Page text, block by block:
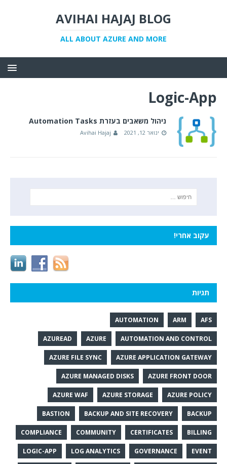
AVIHAI HAJAJ BLOG
ALL ABOUT AZURE AND MORE
Logic-App
ניהול משאבים בעזרת Automation Tasks
ינואר 12, 2021 Avihai Hajaj
עקוב אחרי!
תגיות
AFS
ARM
AUTOMATION
AUTOMATION AND CONTROL
AZURE
AZUREAD
AZURE APPLICATION GATEWAY
AZURE FILE SYNC
AZURE FRONT DOOR
AZURE MANAGED DISKS
AZURE POLICY
AZURE STORAGE
AZURE WAF
BACKUP
BACKUP AND SITE RECOVERY
BASTION
BILLING
CERTIFICATES
COMMUNITY
COMPLIANCE
EVENT
GOVERNANCE
LOG ANALYTICS
LOGIC-APP